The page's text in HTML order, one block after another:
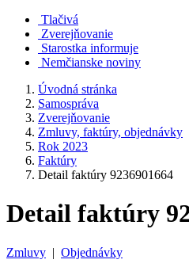
Tlačivá
Zverejňovanie
Starostka informuje
Nemčianske noviny
Úvodná stránka
Samospráva
Zverejňovanie
Zmluvy, faktúry, objednávky
Rok 2023
Faktúry
Detail faktúry 9236901664
Detail faktúry
Zmluvy | Objednávky